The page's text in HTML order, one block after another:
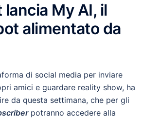
My AI, il
alimentato da
di social media per inviare
amici e guardare reality show, ha
da questa settimana, che per gli
potranno accedere alla